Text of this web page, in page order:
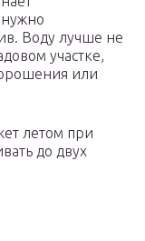
Воду лучше не
участке,
или
летом при
до двух